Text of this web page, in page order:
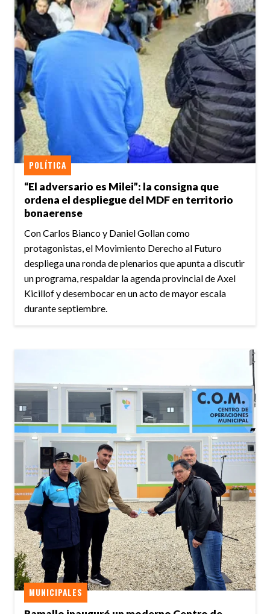
“El adversario es Milei”: la consigna que
ordena el despliegue del MDF en territorio
bonaerense
POLÍTICA
Con Carlos Bianco y Daniel Gollan como
protagonistas, el Movimiento Derecho al Futuro
despliega una ronda de plenarios que apunta a discutir
un programa, respaldar la agenda provincial de Axel
Kicillof y desembocar en un acto de mayor escala
durante septiembre.
MUNICIPALES